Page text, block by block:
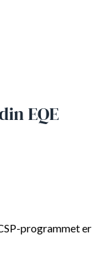
EQE
programmet er